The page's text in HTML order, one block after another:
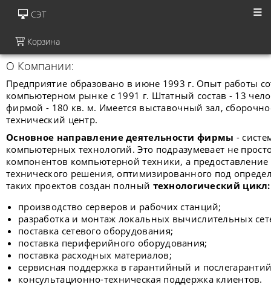
СЭТ
Корзина
О Компании:
Предприятие образовано в июне 1993 г. Опыт работы
компьютерном рынке с 1991 г. Штатный состав - 13
фирмой - 180 кв. м. Имеется выставочный зал,
технический центр.
Основное направление деятельности фирмы -
компьютерных технологий. Это подразумевает не
компонентов компьютерной техники, а предоставление
технического решения, оптимизированного под
таких проектов создан полный технологический цикл:
производство серверов и рабочих станций;
разработка и монтаж локальных вычислительных
поставка сетевого оборудования;
поставка периферийного оборудования;
поставка расходных материалов;
сервисная поддержка в гарантийный и
консультационно-техническая поддержка клиентов.